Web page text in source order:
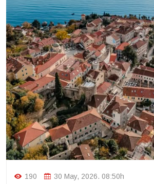
190 30 May, 2026. 08:50h